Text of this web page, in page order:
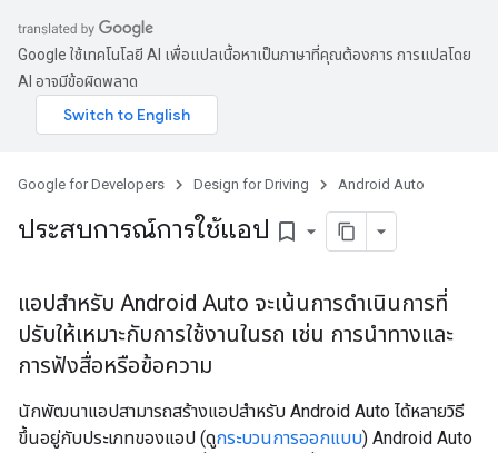
Google ใช้เทคโนโลยี AI เพื่อแปลเนื้อหาเป็นภาษาที่คุณต้องการ การแปลโดย
AI อาจมีข้อผิดพลาด
Google for Developers Design for Driving Android Auto
ประสบการณ์การใช้แอป bookmark_border
แอปสำหรับ Android Auto จะเน้นการดำเนินการที่
ปรับให้เหมาะกับการใช้งานในรถ เช่น การนำทางและ
การฟังสื่อหรือข้อความ
นักพัฒนาแอปสามารถสร้างแอปสำหรับ Android Auto ได้หลายวิธี
ขึ้นอยู่กับประเภทของแอป (ดูกระบวนการออกแบบ) Android Auto